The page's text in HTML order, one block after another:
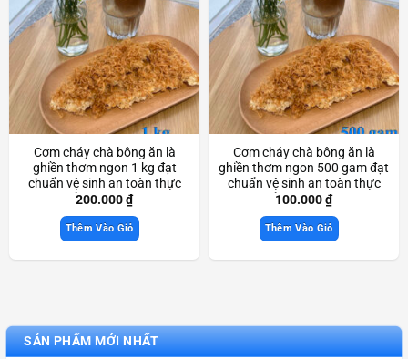
Cơm cháy chà bông ăn là
ghiền thơm ngon 1 kg đạt
chuẩn vệ sinh an toàn thực
phẩm Scdcc3971
200.000₫
Thêm Vào Giỏ
Cơm cháy chà bông ăn là
ghiền thơm ngon 500 gam đạt
chuẩn vệ sinh an toàn thực
phẩm Scdcc3970
100.000₫
Thêm Vào Giỏ
SẢN PHẨM MỚI NHẤT